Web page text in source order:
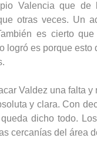
Valencia que
otras veces. Un
es cierto
logró es porque
Valdez una falta
y clara. Con
dicho todo.
cercanías del área